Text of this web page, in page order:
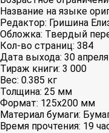
Название на языке
Редактор: Гришина
Обложка: Твердый
Кол-во страниц: 384
Дата выхода: 30
Тираж книги: 3 000
Вес: 0.385 кг
Толщина: 25 мм
Формат: 125x200 мм
Материал бумаги:
Время прочтения: 19